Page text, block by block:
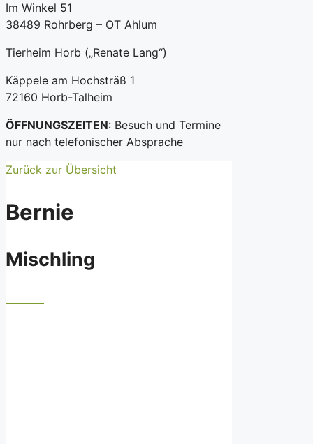
Im Winkel 51
38489 Rohrberg – OT Ahlum
Tierheim Horb („Renate Lang“)
Käppele am Hochsträß 1
72160 Horb-Talheim
ÖFFNUNGSZEITEN: Besuch und Termine
nur nach telefonischer Absprache
Zurück zur Übersicht
Bernie
Mischling